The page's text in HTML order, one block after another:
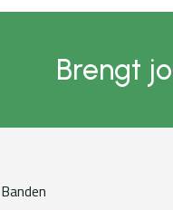
Brengt
Banden